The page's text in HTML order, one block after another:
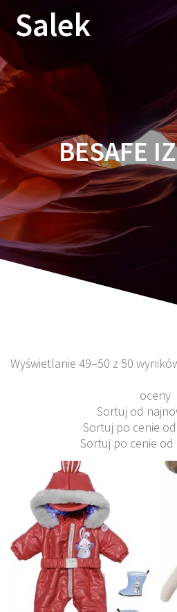
do
Salek
BESAFE
Wyświetlanie 49–50 z 50
oceny
Sortuj od
Sortuj po cenie
Sortuj po cenie od